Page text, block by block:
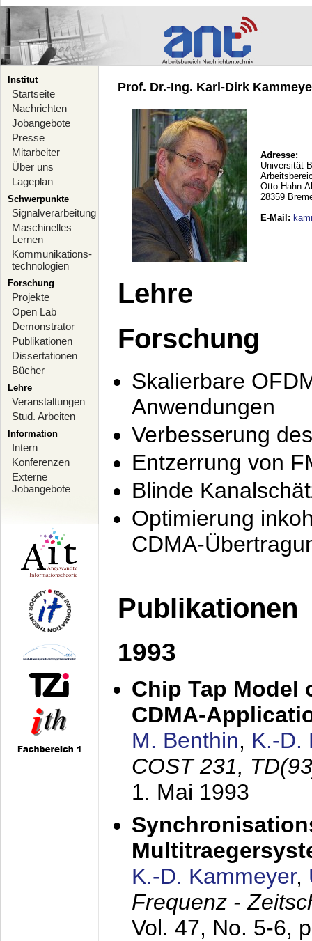
Institut
Startseite
Nachrichten
Jobangebote
Presse
Mitarbeiter
Über uns
Lageplan
Schwerpunkte
Signalverarbeitung
Maschinelles
Lernen
Kommunikations-
technologien
Forschung
Projekte
Open Lab
Demonstrator
Publikationen
Dissertationen
Bücher
Lehre
Veranstaltungen
Stud. Arbeiten
Information
Intern
Konferenzen
Externe
Jobangebote
Prof. Dr.-Ing. Karl-Dirk
Adresse:
Universität
Otto-Hahn-
28359
E-Mail :
Lehre
Forschung
Skalierbare
Anwendungen
Verbesserung
Entzerrung von
Blinde
Optimierung
CDMA-
Publikationen
1993
Chip Tap Model
CDMA-
M. Benthin, K.-D.
COST 231,
1. Mai 1993
K.-D. Kammeyer,
Frequenz -
Vol. 47, No. 5-6,